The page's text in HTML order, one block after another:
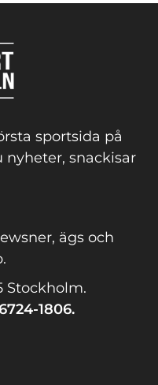
sportsida på
nyheter, snackisar
ägs och
Stockholm.
1806.